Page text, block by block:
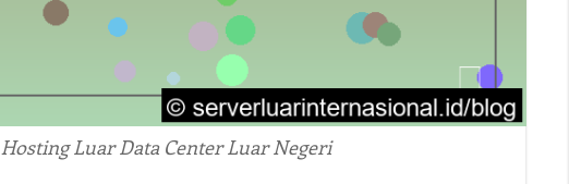
Hosting Luar Data Center Luar Negeri